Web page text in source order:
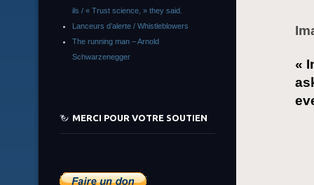
«
ils / « Trust science, » they said.
Lanceurs d’alerte / Whistleblowers
The running man – Arnold
Schwarzenegger
MERCI POUR VOTRE SOUTIEN